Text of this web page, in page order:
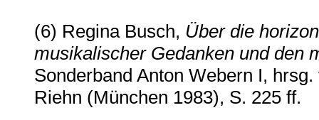
(6) Regina Busch, Über die
musikalischer Gedanken und den
Sonderband Anton Webern I,
Riehn (München 1983), S. 225 ff.